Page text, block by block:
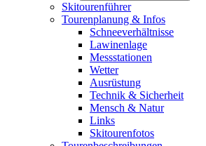
Skitourenführer
Tourenplanung & Infos
Schneeverhältnisse
Lawinenlage
Messstationen
Wetter
Ausrüstung
Technik & Sicherheit
Mensch & Natur
Links
Skitourenfotos